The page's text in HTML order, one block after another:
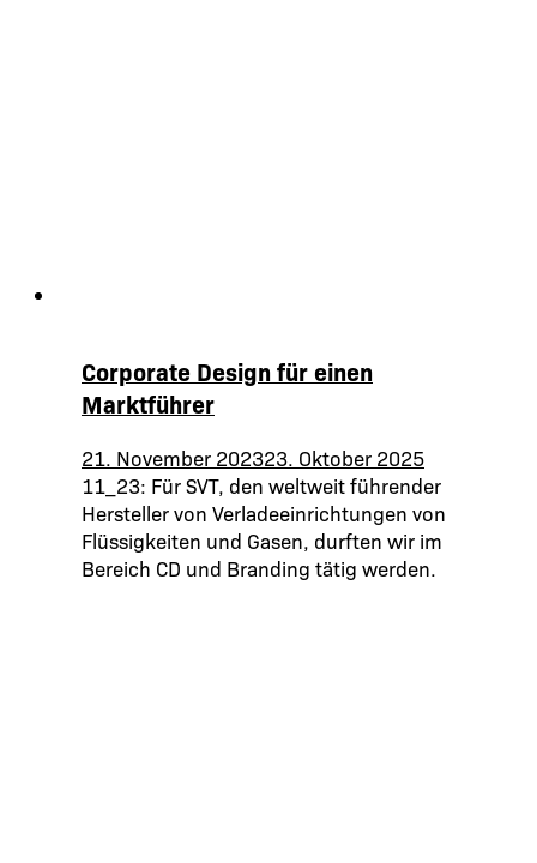
Corporate Design für einen
Marktführer
21. November 202323. Oktober 2025
11_23: Für SVT, den weltweit führender
Hersteller von Verladeeinrichtungen von
Flüssigkeiten und Gasen, durften wir im
Bereich CD und Branding tätig werden.